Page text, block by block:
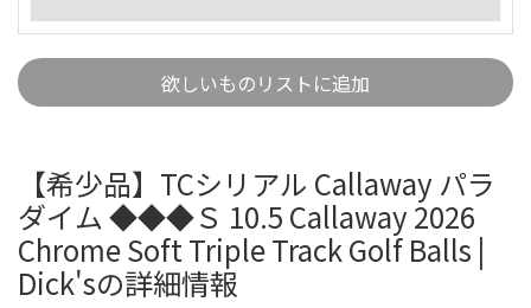
欲しいものリストに追加
【希少品】TCシリアル Callaway パラ
ダイム ◆◆◆Ｓ 10.5 Callaway 2026
Chrome Soft Triple Track Golf Balls |
Dick'sの詳細情報